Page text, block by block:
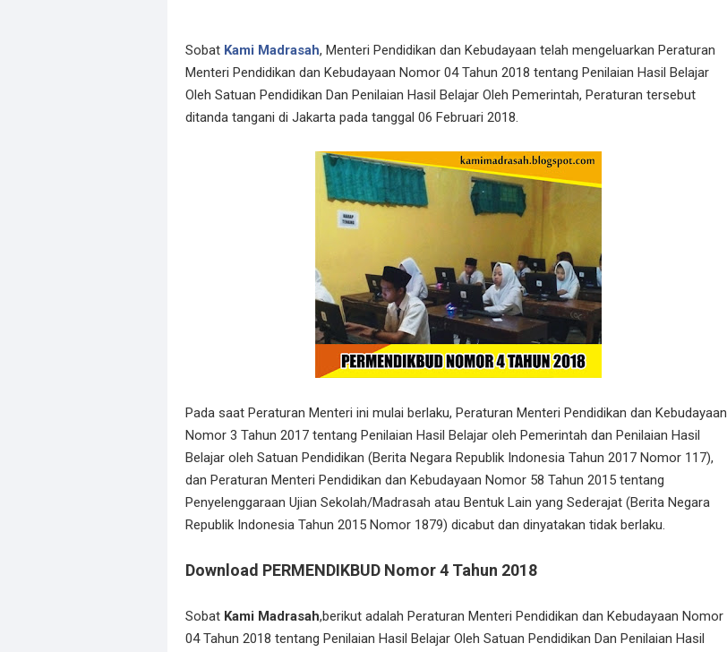
Sobat Kami Madrasah, Menteri Pendidikan dan Kebudayaan telah mengeluarkan Peraturan
Menteri Pendidikan dan Kebudayaan Nomor 04 Tahun 2018 tentang Penilaian Hasil Belajar
Oleh Satuan Pendidikan Dan Penilaian Hasil Belajar Oleh Pemerintah, Peraturan tersebut
ditanda tangani di Jakarta pada tanggal 06 Februari 2018.
Pada saat Peraturan Menteri ini mulai berlaku, Peraturan Menteri Pendidikan dan Kebudayaan
Nomor 3 Tahun 2017 tentang Penilaian Hasil Belajar oleh Pemerintah dan Penilaian Hasil
Belajar oleh Satuan Pendidikan (Berita Negara Republik Indonesia Tahun 2017 Nomor 117),
dan Peraturan Menteri Pendidikan dan Kebudayaan Nomor 58 Tahun 2015 tentang
Penyelenggaraan Ujian Sekolah/Madrasah atau Bentuk Lain yang Sederajat (Berita Negara
Republik Indonesia Tahun 2015 Nomor 1879) dicabut dan dinyatakan tidak berlaku.
Download PERMENDIKBUD Nomor 4 Tahun 2018
Sobat Kami Madrasah,berikut adalah Peraturan Menteri Pendidikan dan Kebudayaan Nomor
04 Tahun 2018 tentang Penilaian Hasil Belajar Oleh Satuan Pendidikan Dan Penilaian Hasil